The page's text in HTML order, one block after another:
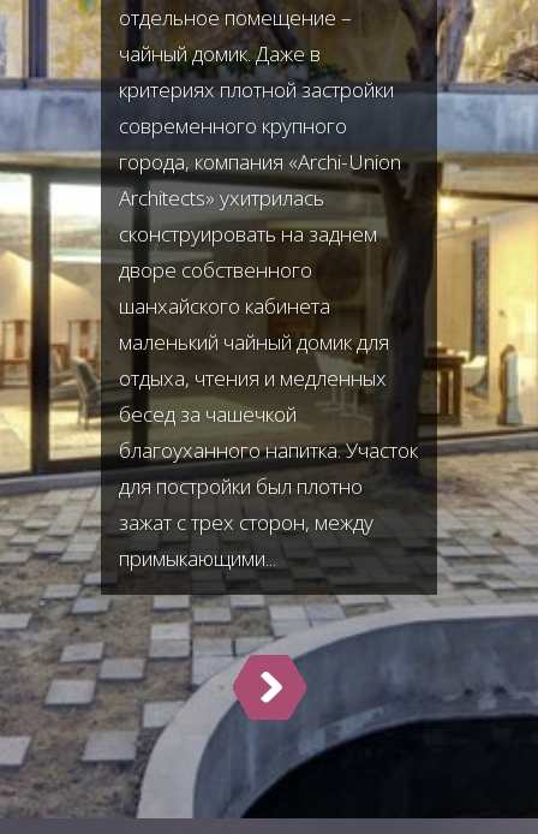
отдельное помещение –
чайный домик. Даже в
критериях плотной застройки
современного крупного
города, компания «Archi-Union
Architects» ухитрилась
сконструировать на заднем
дворе собственного
шанхайского кабинета
маленький чайный домик для
отдыха, чтения и медленных
бесед за чашечкой
благоуханного напитка. Участок
для постройки был плотно
зажат с трех сторон, между
примыкающими...